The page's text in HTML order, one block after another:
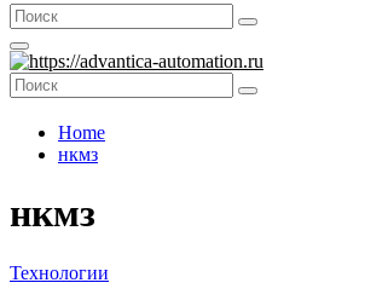
Search
for:
Search
Primary
Menu
Search
for:
Search
Home
нкмз
нкмз
Технологии